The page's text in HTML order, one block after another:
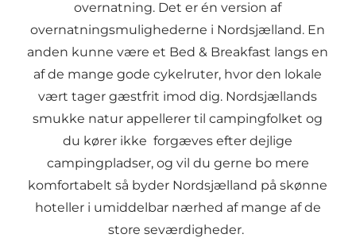
overnatning. Det er én version af
overnatningsmulighederne i Nordsjælland. En
anden kunne være et Bed & Breakfast langs en
af de mange gode cykelruter, hvor den lokale
vært tager gæstfrit imod dig. Nordsjællands
smukke natur appellerer til campingfolket og
du kører ikke forgæves efter dejlige
campingpladser, og vil du gerne bo mere
komfortabelt så byder Nordsjælland på skønne
hoteller i umiddelbar nærhed af mange af de
store seværdigheder.